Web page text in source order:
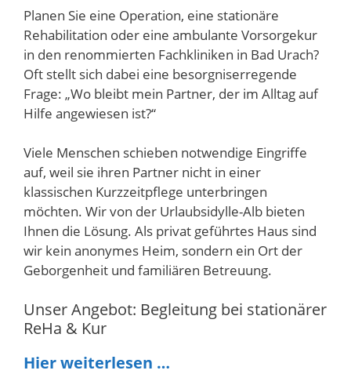
Planen Sie eine Operation, eine stationäre
Rehabilitation oder eine ambulante Vorsorgekur
in den renommierten Fachkliniken in Bad Urach?
Oft stellt sich dabei eine besorgniserregende
Frage: „Wo bleibt mein Partner, der im Alltag auf
Hilfe angewiesen ist?“
Viele Menschen schieben notwendige Eingriffe
auf, weil sie ihren Partner nicht in einer
klassischen Kurzzeitpflege unterbringen
möchten. Wir von der Urlaubsidylle-Alb bieten
Ihnen die Lösung. Als privat geführtes Haus sind
wir kein anonymes Heim, sondern ein Ort der
Geborgenheit und familiären Betreuung.
Unser Angebot: Begleitung bei stationärer
ReHa & Kur
Hier weiterlesen …